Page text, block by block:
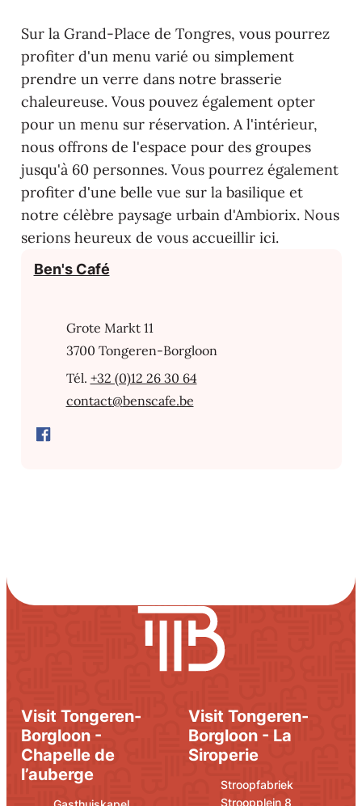
Sur la Grand-Place de Tongres, vous pourrez
profiter d'un menu varié ou simplement
prendre un verre dans notre brasserie
chaleureuse. Vous pouvez également opter
pour un menu sur réservation. A l'intérieur,
nous offrons de l'espace pour des groupes
jusqu'à 60 personnes. Vous pourrez également
profiter d'une belle vue sur la basilique et
notre célèbre paysage urbain d'Ambiorix. Nous
serions heureux de vous accueillir ici.
Ben's Café
AdresseGrote Markt 11
,3700 Tongeren-Borgloon
+32 (0)12 26 30 64
E-mailcontact@benscafe.be
Facebook
Visit Tongeren-
Borgloon -
Chapelle de
l’auberge
Visit Tongeren-
Borgloon - La
Siroperie
AdresseStroopfabriek
Stroopplein 8
E-mail